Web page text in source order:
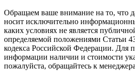
Обращаем ваше внимание на то, что
носит исключительно
каких условиях не является
определяемой положениями Статьи
кодекса Российской Федерации. Для
информации наличии и стоимости
пожалуйста, обращайтесь к